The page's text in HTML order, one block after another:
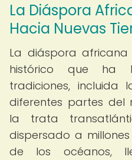
La Diáspora
Hacia Nuevas
La diáspora
histórico que ha
tradiciones,
diferentes partes del
la trata
dispersado a
de los océanos,